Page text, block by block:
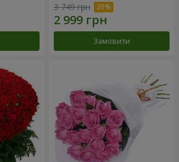
3 749 грн
Замовити